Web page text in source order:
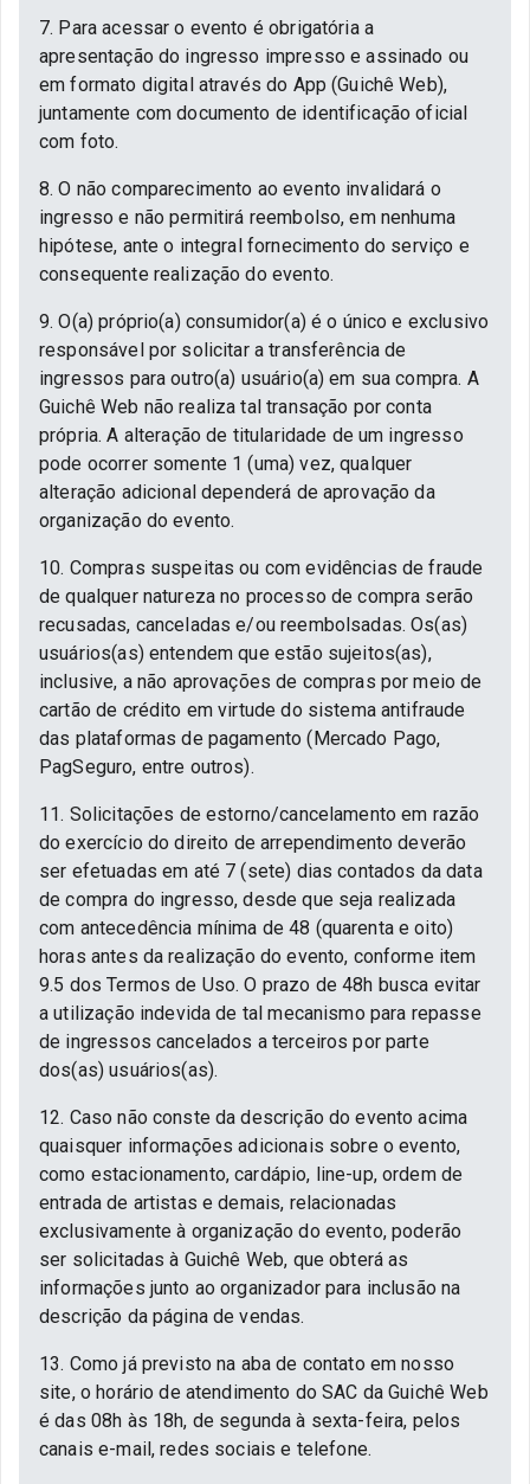
7. Para acessar o evento é obrigatória a
apresentação do ingresso impresso e assinado ou
em formato digital através do App (Guichê Web),
juntamente com documento de identificação oficial
com foto.
8. O não comparecimento ao evento invalidará o
ingresso e não permitirá reembolso, em nenhuma
hipótese, ante o integral fornecimento do serviço e
consequente realização do evento.
9. O(a) próprio(a) consumidor(a) é o único e exclusivo
responsável por solicitar a transferência de
ingressos para outro(a) usuário(a) em sua compra. A
Guichê Web não realiza tal transação por conta
própria. A alteração de titularidade de um ingresso
pode ocorrer somente 1 (uma) vez, qualquer
alteração adicional dependerá de aprovação da
organização do evento.
10. Compras suspeitas ou com evidências de fraude
de qualquer natureza no processo de compra serão
recusadas, canceladas e/ou reembolsadas. Os(as)
usuários(as) entendem que estão sujeitos(as),
inclusive, a não aprovações de compras por meio de
cartão de crédito em virtude do sistema antifraude
das plataformas de pagamento (Mercado Pago,
PagSeguro, entre outros).
11. Solicitações de estorno/cancelamento em razão
do exercício do direito de arrependimento deverão
ser efetuadas em até 7 (sete) dias contados da data
de compra do ingresso, desde que seja realizada
com antecedência mínima de 48 (quarenta e oito)
horas antes da realização do evento, conforme item
9.5 dos Termos de Uso. O prazo de 48h busca evitar
a utilização indevida de tal mecanismo para repasse
de ingressos cancelados a terceiros por parte
dos(as) usuários(as).
12. Caso não conste da descrição do evento acima
quaisquer informações adicionais sobre o evento,
como estacionamento, cardápio, line-up, ordem de
entrada de artistas e demais, relacionadas
exclusivamente à organização do evento, poderão
ser solicitadas à Guichê Web, que obterá as
informações junto ao organizador para inclusão na
descrição da página de vendas.
13. Como já previsto na aba de contato em nosso
site, o horário de atendimento do SAC da Guichê Web
é das 08h às 18h, de segunda à sexta-feira, pelos
canais e-mail, redes sociais e telefone.